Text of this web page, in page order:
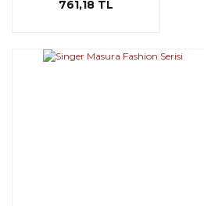
761,18 TL